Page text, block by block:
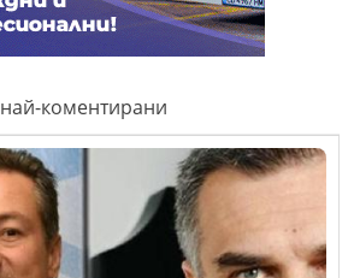
най-коментирани